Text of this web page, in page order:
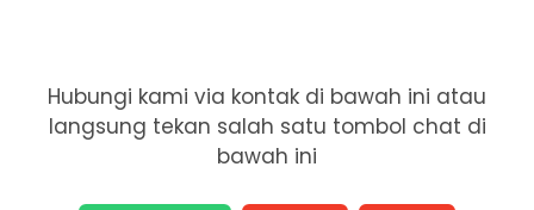
Hubungi kami via kontak di bawah ini atau
langsung tekan salah satu tombol chat di
bawah ini